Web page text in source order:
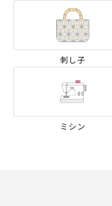
刺し子
ミシン